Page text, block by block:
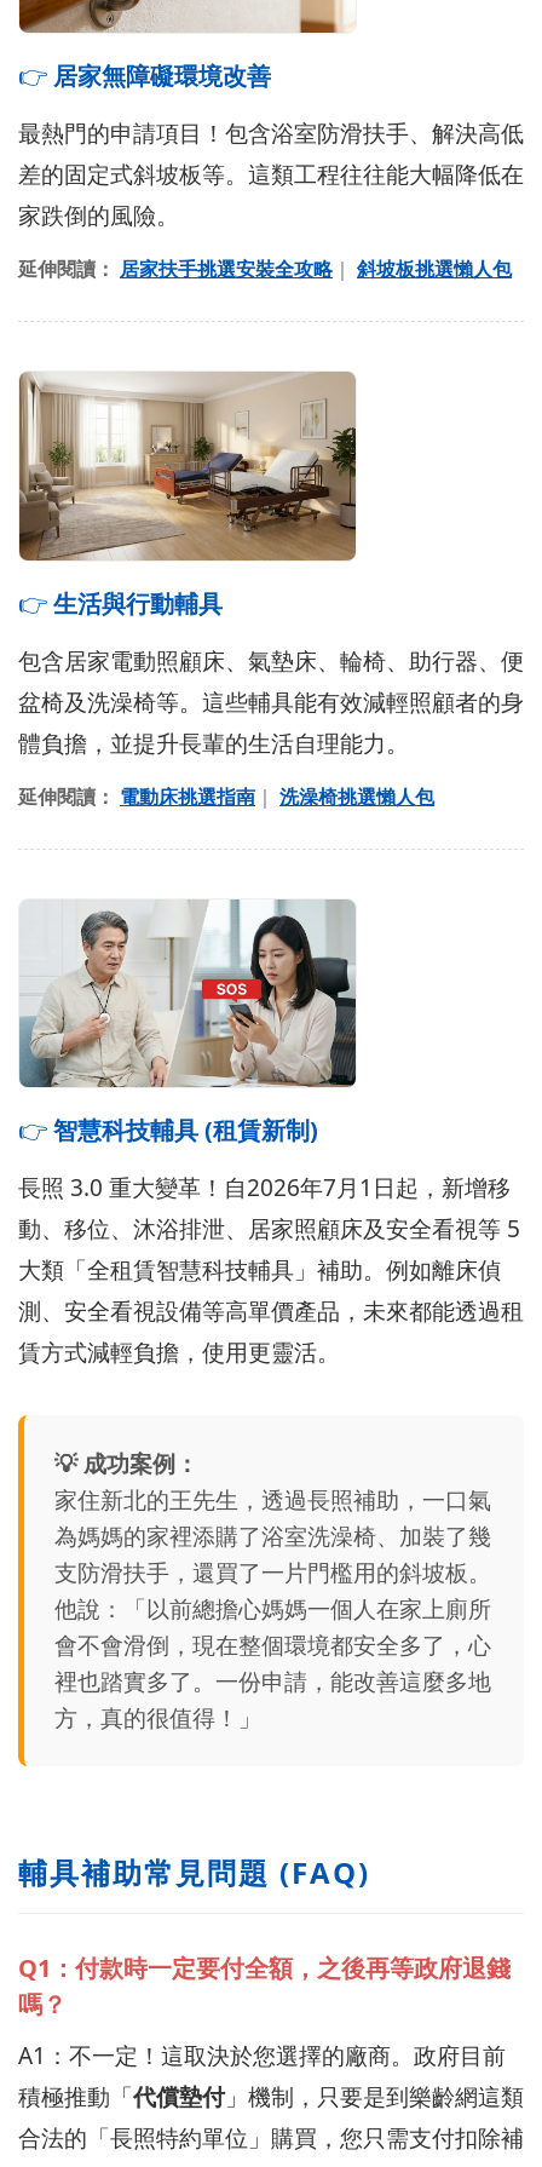
👉 居家無障礙環境改善
最熱門的申請項目！包含浴室防滑扶手、解決高低
差的固定式斜坡板等。這類工程往往能大幅降低在
家跌倒的風險。
延伸閱讀： 居家扶手挑選安裝全攻略｜ 斜坡板挑選懶人包
👉生活與行動輔具
包含居家電動照顧床、氣墊床、輪椅、助行器、便
盆椅及洗澡椅等。這些輔具能有效減輕照顧者的身
體負擔，並提升長輩的生活自理能力。
延伸閱讀： 電動床挑選指南 ｜ 洗澡椅挑選懶人包
👉智慧科技輔具 (租賃新制)
長照 3.0 重大變革！自2026年7月1日起，新增移
動、移位、沐浴排泄、居家照顧床及安全看視等 5
大類「全租賃智慧科技輔具」補助。例如離床偵
測、安全看視設備等高單價產品，未來都能透過租
賃方式減輕負擔，使用更靈活。
💡 成功案例：
家住新北的王先生，透過長照補助，一口氣
為媽媽的家裡添購了浴室洗澡椅、加裝了幾
支防滑扶手，還買了一片門檻用的斜坡板。
他說：「以前總擔心媽媽一個人在家上廁所
會不會滑倒，現在整個環境都安全多了，心
裡也踏實多了。一份申請，能改善這麼多地
方，真的很值得！」
輔具補助常見問題 (FAQ)
Q1：付款時一定要付全額，之後再等政府退錢
嗎？
A1：不一定！這取決於您選擇的廠商。政府目前
積極推動「代償墊付」機制，只要是到樂齡網這類
合法的「長照特約單位」購買，您只需支付扣除補